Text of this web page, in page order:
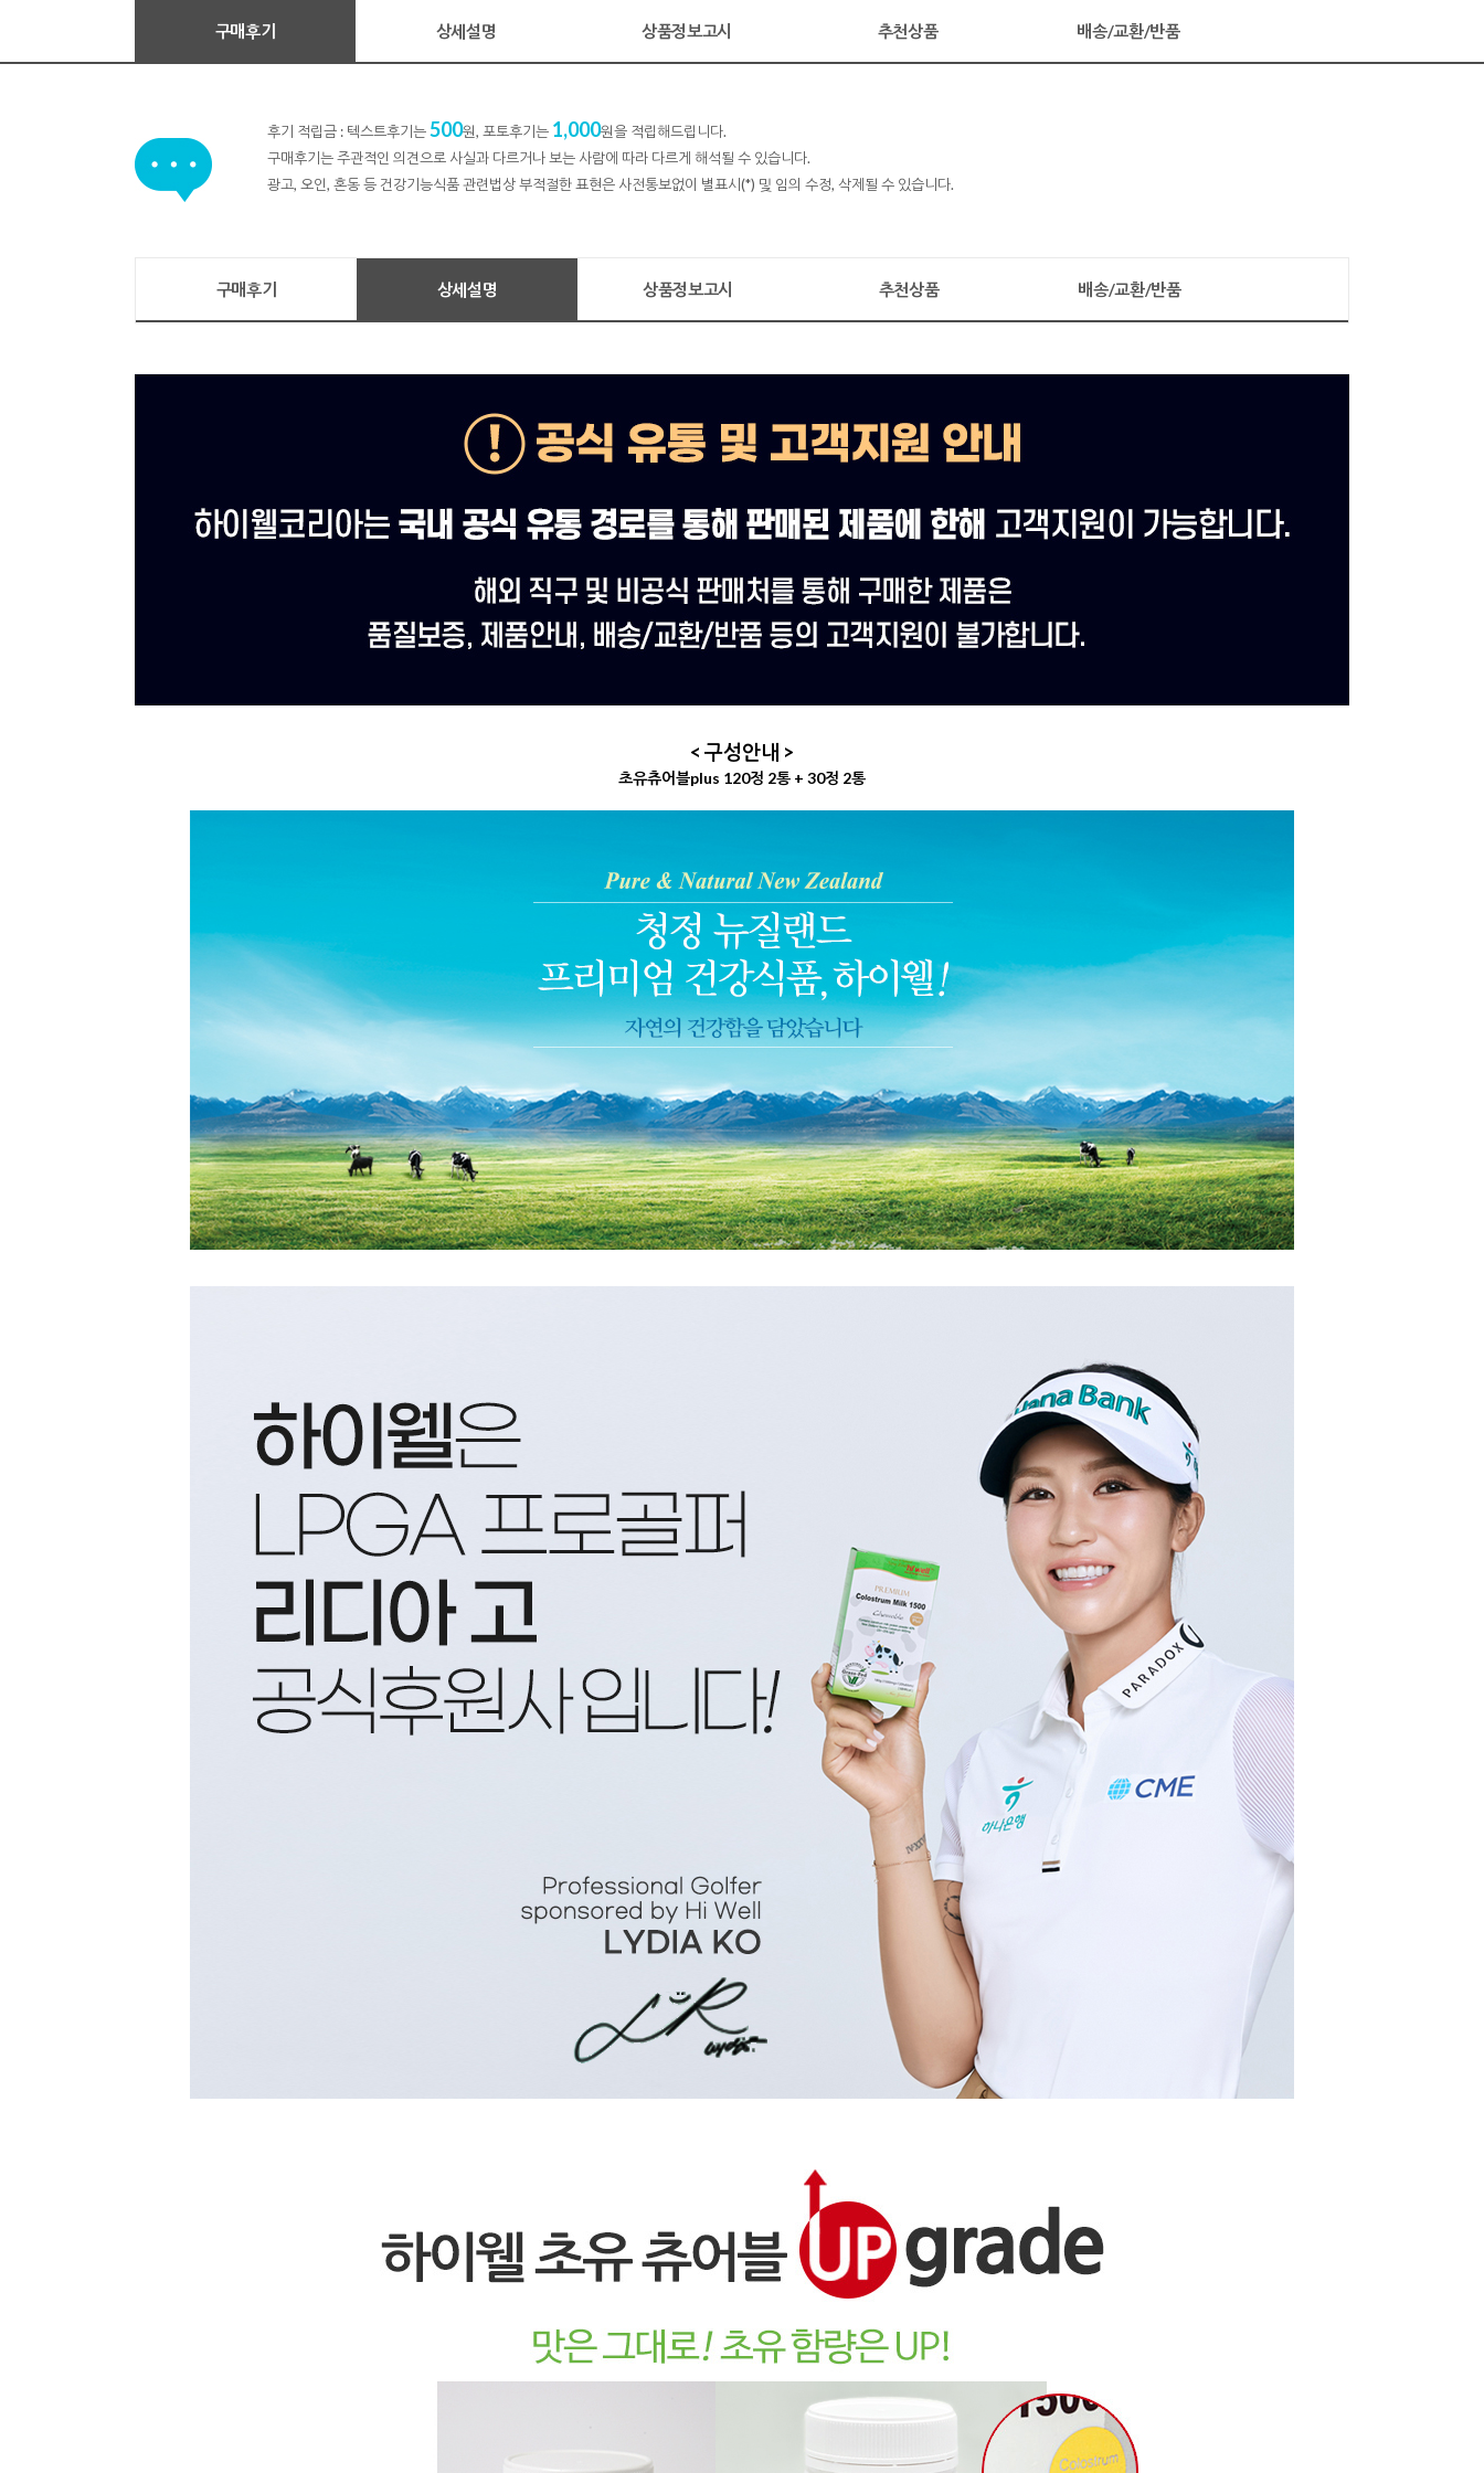
구매후기 상세설명 상품정보고시 추천상품 배송/교환/반품
후기 적립금 : 텍스트후기는500원, 포토후기는 1,000원을 적립해드립니다.
구매후기는 주관적인 의견으로 사실과 다르거나 보는 사람에 따라 다르게 해석될 수 있습니다.
광고, 오인, 혼동 등 건강기능식품 관련법상 부적절한 표현은 사전통보없이 별표시(*) 및 임의 수정, 삭제될 수 있습니다.
구매후기 상세설명 상품정보고시 추천상품 배송/교환/반품
< 구성안내 >
초유츄어블plus 120정 2통 + 30정 2통